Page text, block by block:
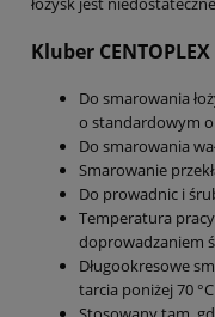
Kluber CENTOPLEX
Do smarowania
o standardowym
Do smarowania
Smarowanie
Do prowadnic i
Temperatura pracy
doprowadzaniem
Długookresowe
tarcia poniżej 70 °C